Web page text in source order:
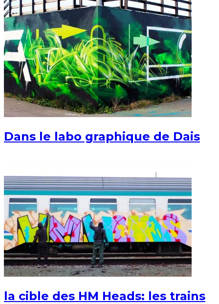
Dans le labo graphique de Dais
la cible des HM Heads: les trains